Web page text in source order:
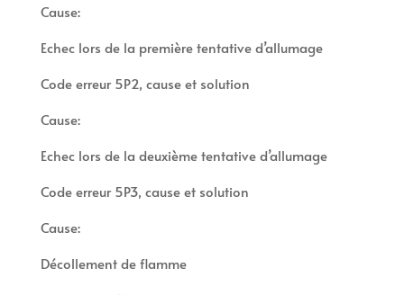
Cause:
Echec lors de la première tentative d’allumage
Code erreur 5P2, cause et solution
Cause:
Echec lors de la deuxième tentative d’allumage
Code erreur 5P3, cause et solution
Cause:
Décollement de flamme